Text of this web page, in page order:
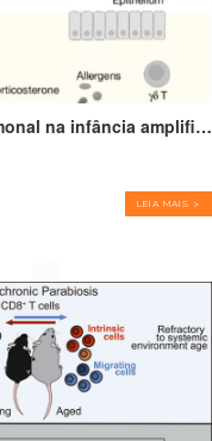
Janela crítica: como a imaturidade hormonal na infância amplifica alergias e programa o futuro do sistema imune
LEIA MAIS >